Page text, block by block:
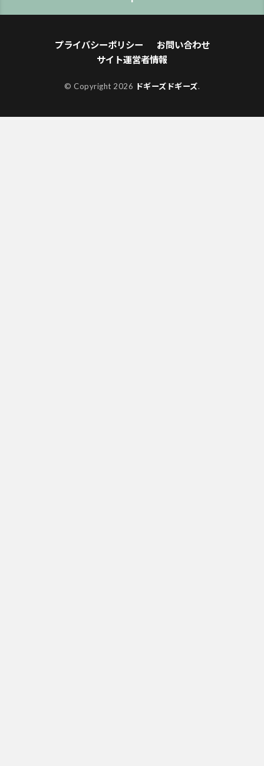
プライバシーポリシー
お問い合わせ
サイト運営者情報
© Copyright 2026 ドギーズドギーズ.